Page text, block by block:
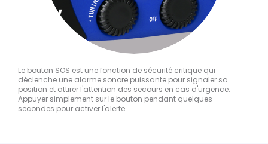
Le bouton SOS est une fonction de sécurité critique qui
déclenche une alarme sonore puissante pour signaler sa
position et attirer l'attention des secours en cas d'urgence.
Appuyer simplement sur le bouton pendant quelques
secondes pour activer l'alerte.